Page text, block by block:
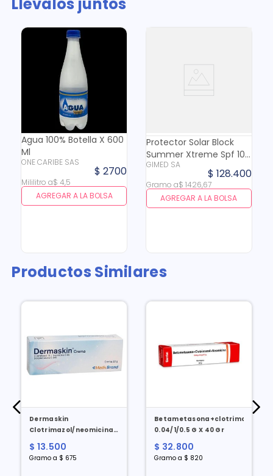
Llévalos juntos
Agua 100% Botella X 600
Ml
ONE CARIBE SAS
$ 2700
Mililitro a$ 4,5
AGREGAR A LA BOLSA
Protector Solar Block
Summer Xtreme Spf 100
X 90 Gr
GIMED SA
$ 128.400
Gramo a$ 1426,67
AGREGAR A LA BOLSA
Productos Similares
Dermaskin
Clotrimazol/neomicina/dexametasona
$ 13.500
Gramo a $ 675
0.04/1/0.5 G X 40 Gr
$ 32.800
Gramo a $ 820